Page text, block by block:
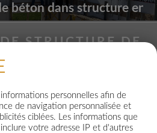
béton dans structure en
STRUCTURE DE
LE PLUS
personnelles afin de
de navigation personnalisée et
ciblées. Les informations que
votre adresse IP et d'autres